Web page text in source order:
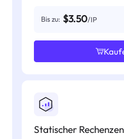
Bis zu: $3.50/IP
Statischer